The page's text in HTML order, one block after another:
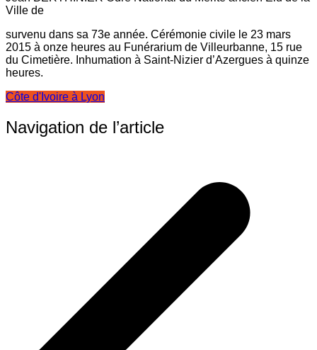
Ville de
survenu dans sa 73e année. Cérémonie civile le 23 mars
2015 à onze heures au Funérarium de Villeurbanne, 15 rue
du Cimetière. Inhumation à Saint-Nizier d’Azergues à quinze
heures.
Côte d'Ivoire à Lyon
Navigation de l’article